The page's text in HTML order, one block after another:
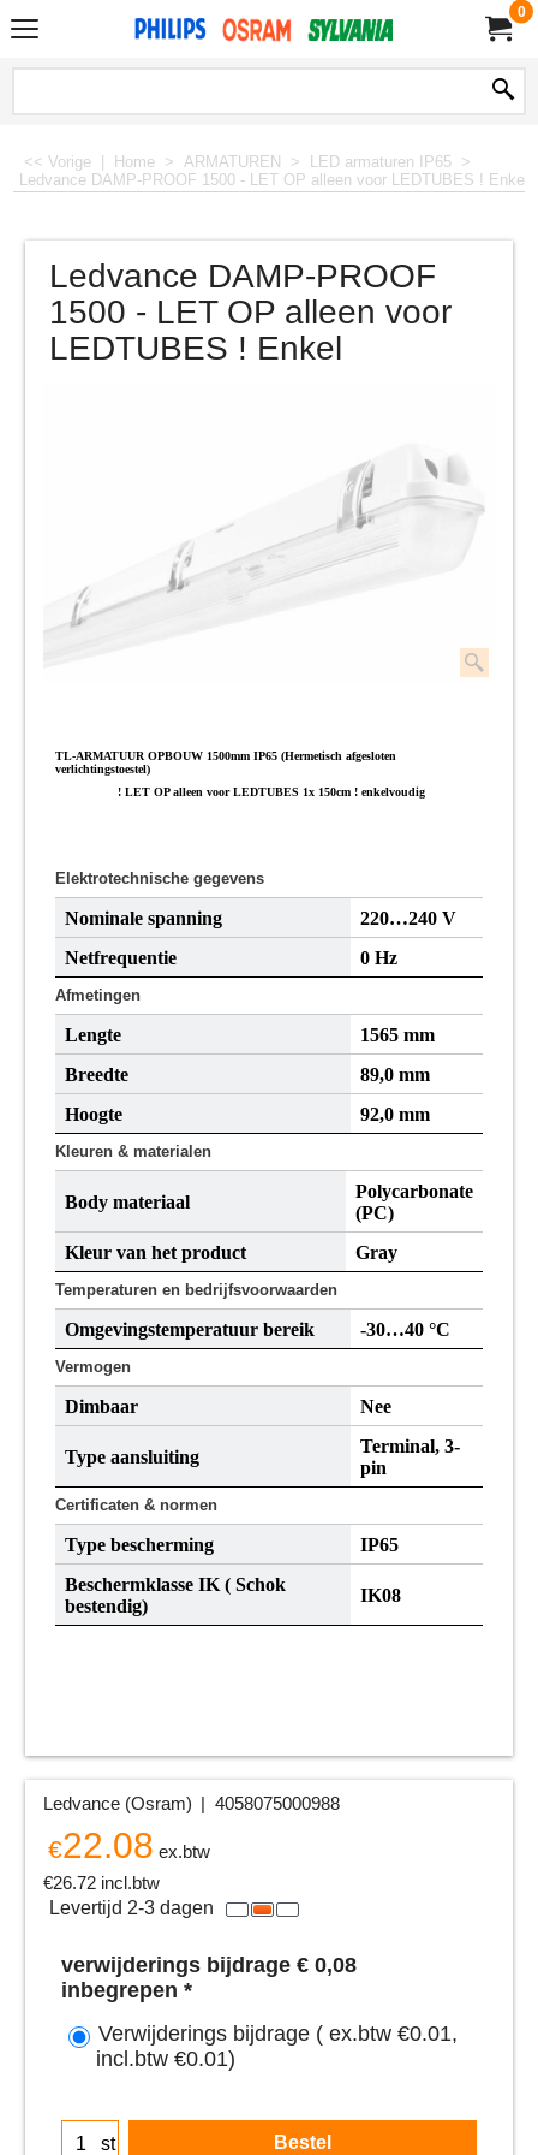
0
<< Vorige Home > ARMATUREN > LED armaturen IP65 >
Ledvance DAMP-PROOF 1500 - LET OP alleen voor LEDTUBES ! Enkel
Ledvance DAMP-PROOF
1500 - LET OP alleen voor
LEDTUBES ! Enkel
TL-ARMATUUR OPBOUW 1500mm IP65 (Hermetisch afgesloten
verlichtingstoestel)
! LET OP alleen voor LEDTUBES 1x 150cm ! enkelvoudig
Elektrotechnische gegevens
Nominale spanning
220…240 V
Netfrequentie
0 Hz
Afmetingen
Lengte
1565 mm
Breedte
89,0 mm
Hoogte
92,0 mm
Kleuren & materialen
Body materiaal
Polycarbonate
(PC)
Kleur van het product
Gray
Temperaturen en bedrijfsvoorwaarden
Omgevingstemperatuur bereik -30…40 °C
Vermogen
Dimbaar Nee
Type aansluiting
Terminal, 3-
pin
Certificaten & normen
Type bescherming
IP65
Beschermklasse IK ( Schok
bestendig)
IK08
Ledvance (Osram) 4058075000988
€22.08 ex.btw
€26.72 incl.btw
Levertijd 2-3 dagen
verwijderings bijdrage € 0,08
inbegrepen *
Verwijderings bijdrage ( ex.btw €0.01,
incl.btw €0.01)
st Bestel